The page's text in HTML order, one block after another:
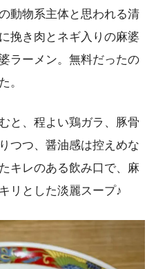
動物系主体と思われる清
挽き肉とネギ入りの麻婆
ラーメン。無料だったの
。
と、程よい鶏ガラ、豚骨
つつ、醤油感は控えめな
キレのある飲み口で、麻
リとした淡麗スープ♪